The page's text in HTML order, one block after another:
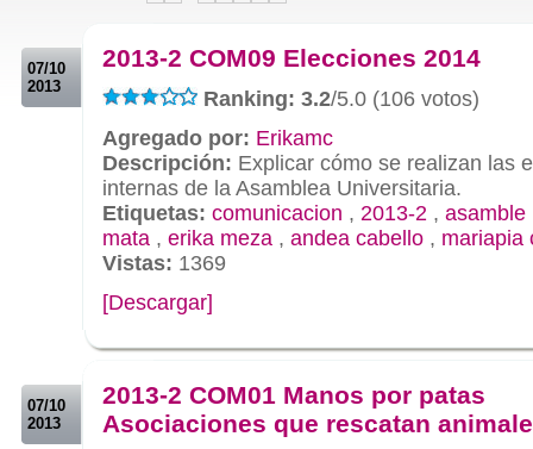
07/10
2013
2013-2 COM09 Elecciones 2014
Ranking: 3.2/5.0 (106 votos)
Agregado por: Erikamc
Descripción: Explicar cómo se realizan las
internas de la Asamblea Universitaria.
Etiquetas: comunicacion , 2013-2 , asamble
mata , erika meza , andea cabello , mariapia
Vistas: 1369
[Descargar]
07/10
2013
2013-2 COM01 Manos por patas
Asociaciones que rescatan